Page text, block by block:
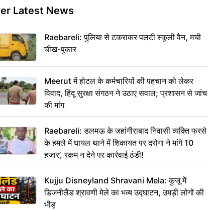
Latest News
Raebareli: पुलिया से टकराकर पलटी स्कूली वैन, मची
चीख-पुकार
Meerut में होटल के कर्मचारियों की पहचान को लेकर
विवाद, हिंदू सुरक्षा संगठन ने उठाए सवाल; प्रशासन से जांच
की मांग
Raebareli: डलमऊ के जहांगीराबाद निवासी व्यक्ति फरसे
के हमले में घायल थाने में शिकायत पर दरोगा ने मांगे 10
हजार’, रकम न देने पर कार्रवाई ठंडी!
Kujju Disneyland Shravani Mela: कुजू में
डिजनीलैंड श्रावणी मेले का भव्य उद्घाटन, उमड़ी लोगों की
भीड़